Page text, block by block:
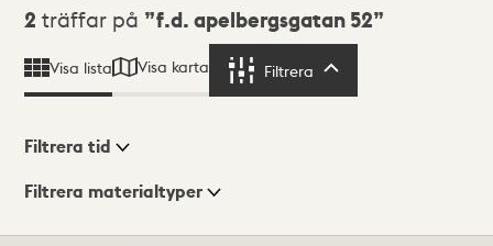
Sökresultat
2 träffar på f.d. apelbergsgatan 52
Visa lista Visa karta Filtrera
Visningsläge
Filtrera tid
Filtrera materialtyper